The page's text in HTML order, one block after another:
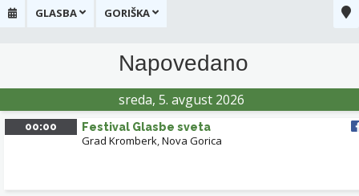
GLASBA GORIŠKA
Napovedano
sreda, 5. avgust 2026
00:00 Festival Glasbe sveta
Grad Kromberk,Nova Gorica